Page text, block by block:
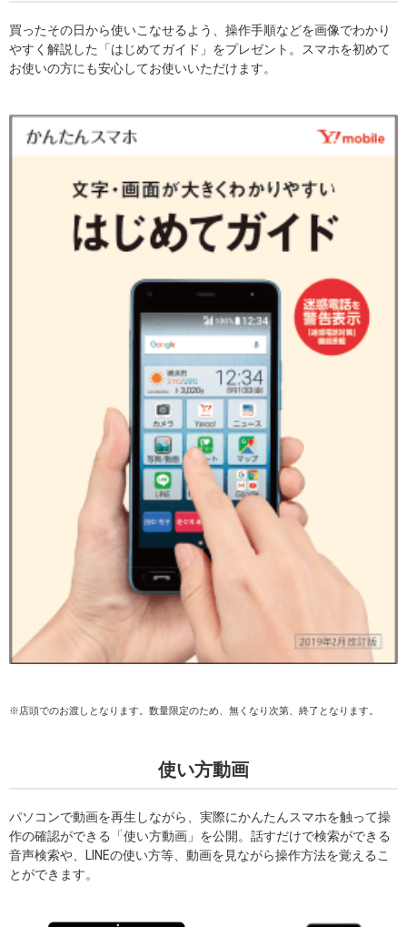
買ったその日から使いこなせるよう、操作手順などを画像でわかり
やすく解説した「はじめてガイド」をプレゼント。スマホを初めて
お使いの方にも安心してお使いいただけます。
※店頭でのお渡しとなります。数量限定のため、無くなり次第、終了となります。
使い方動画
パソコンで動画を再生しながら、実際にかんたんスマホを触って操
作の確認ができる「使い方動画」を公開。話すだけで検索ができる
音声検索や、LINEの使い方等、動画を見ながら操作方法を覚えるこ
とができます。